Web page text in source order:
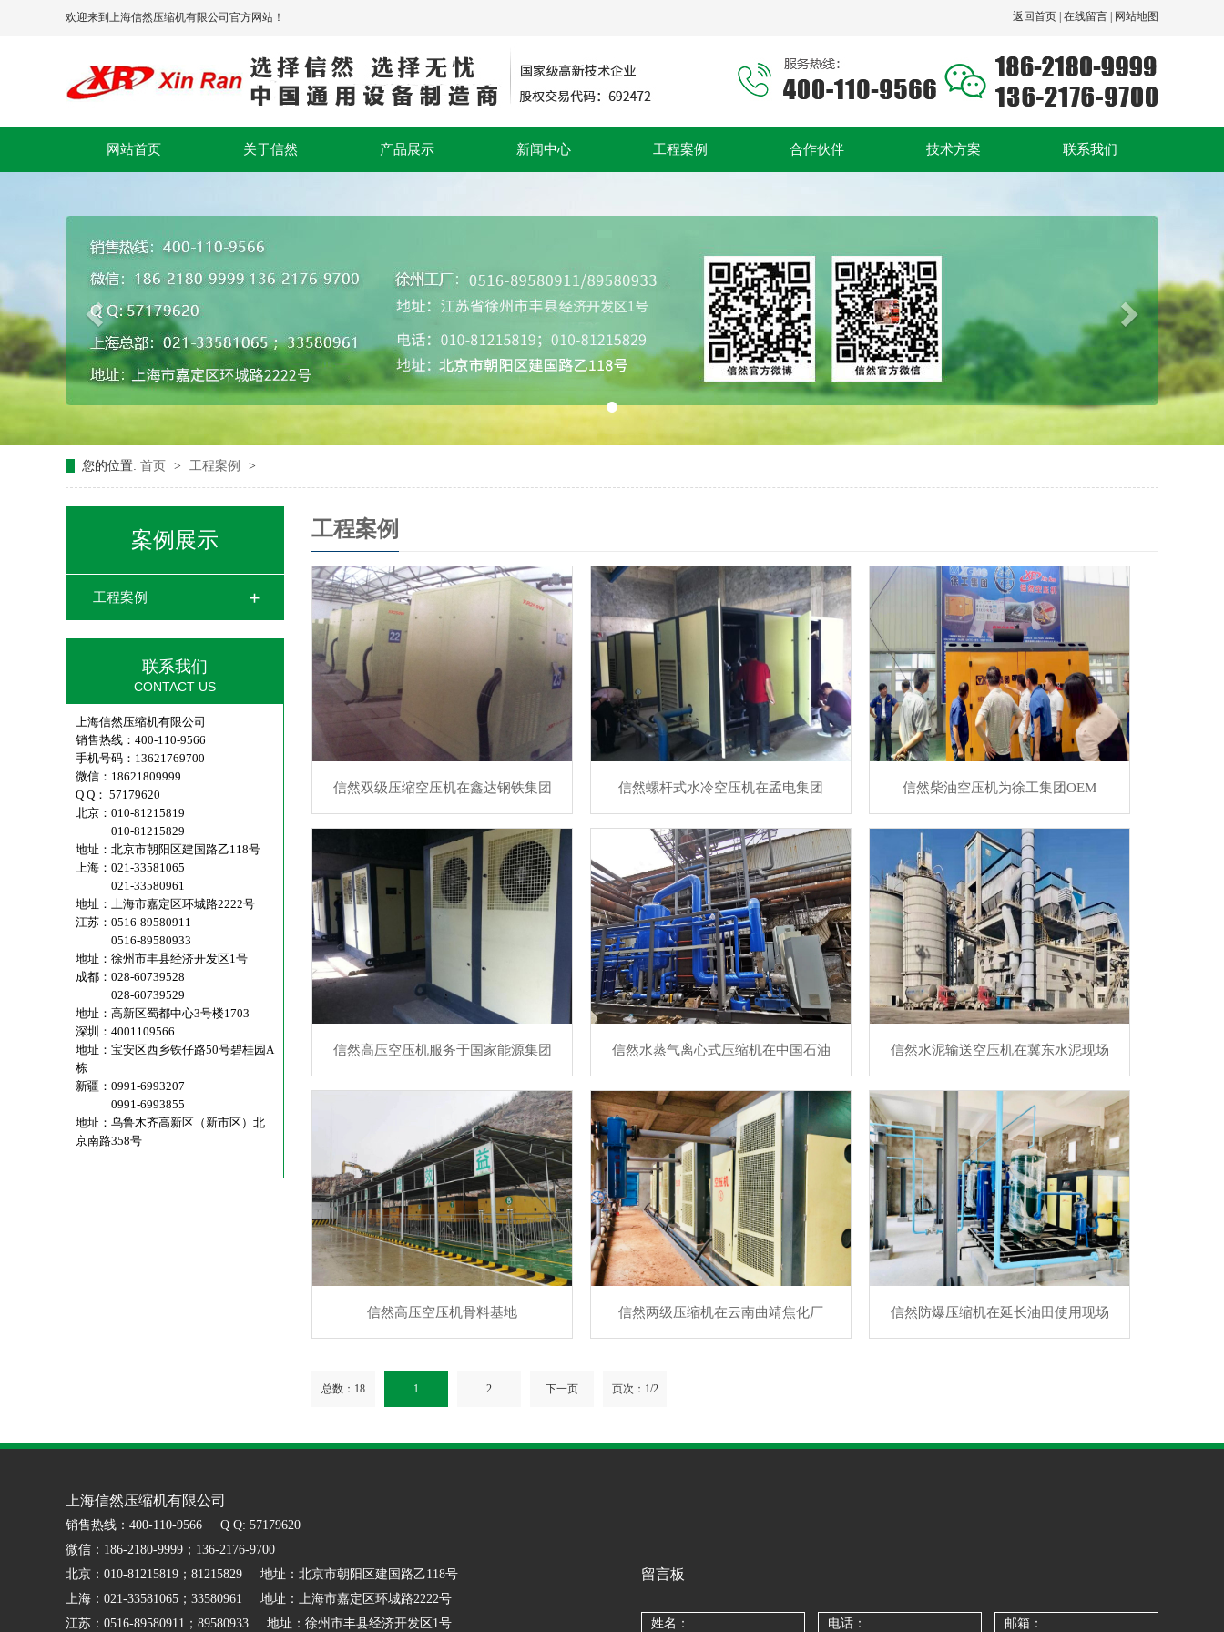
欢迎来到上海信然压缩机有限公司官方网站！ 返回首页 | 在线留言 | 网站地图
网站首页 关于信然 产品展示 新闻中心 工程案例 合作伙伴 技术方案 联系我们
您的位置: 首页 > 工程案例 >
案例展示
工程案例
联系我们
CONTACT US
上海信然压缩机有限公司
销售热线：400-110-9566
手机号码：13621769700
微信：18621809999
Q Q： 57179620
北京：010-81215819
010-81215829
地址：北京市朝阳区建国路乙118号
上海：021-33581065
021-33580961
地址：上海市嘉定区环城路2222号
江苏：0516-89580911
0516-89580933
地址：徐州市丰县经济开发区1号
成都：028-60739528
028-60739529
地址：高新区蜀都中心3号楼1703
深圳：4001109566
地址：宝安区西乡铁仔路50号碧桂园A
栋
新疆：0991-6993207
0991-6993855
地址：乌鲁木齐高新区（新市区）北
京南路358号
工程案例
信然双级压缩空压机在鑫达钢铁集团 信然螺杆式水冷空压机在孟电集团 信然柴油空压机为徐工集团OEM
信然高压空压机服务于国家能源集团 信然水蒸气离心式压缩机在中国石油 信然水泥输送空压机在冀东水泥现场
信然高压空压机骨料基地 信然两级压缩机在云南曲靖焦化厂 信然防爆压缩机在延长油田使用现场
总数：18 1 2 下一页 页次：1/2
上海信然压缩机有限公司
销售热线：400-110-9566 Q Q: 57179620
微信：186-2180-9999；136-2176-9700
北京：010-81215819；81215829 地址：北京市朝阳区建国路乙118号
上海：021-33581065；33580961 地址：上海市嘉定区环城路2222号
江苏：0516-89580911；89580933 地址：徐州市丰县经济开发区1号
留言板